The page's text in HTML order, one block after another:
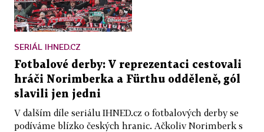
SERIÁL IHNED.CZ
Fotbalové derby: V reprezentaci cestovali
hráči Norimberka a Fürthu odděleně, gól
slavili jen jedni
V dalším díle seriálu IHNED.cz o fotbalových derby se
podíváme blízko českých hranic. Ačkoliv Norimberk s